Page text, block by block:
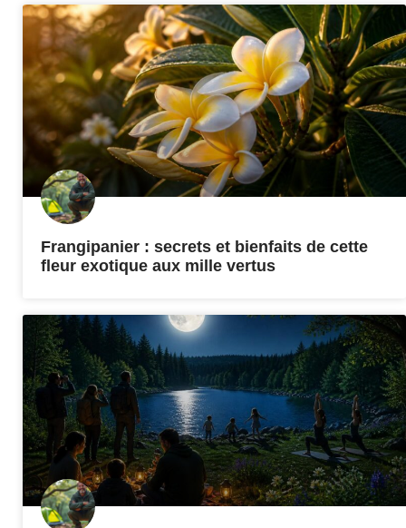
Frangipanier : secrets et bienfaits de cette
fleur exotique aux mille vertus